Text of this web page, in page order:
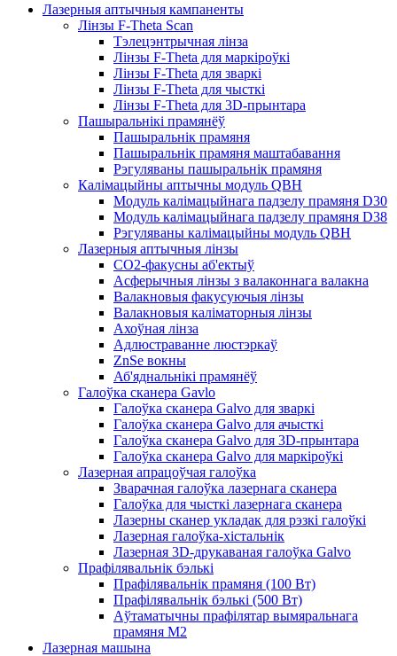
Лазерныя аптычныя кампаненты
Лінзы F-Theta Scan
Тэлецэнтрычная лінза
Лінзы F-Theta для маркіроўкі
Лінзы F-Theta для зваркі
Лінзы F-Theta для чысткі
Лінзы F-Theta для 3D-прынтара
Пашыральнікі прамянёў
Пашыральнік прамяня
Пашыральнік прамяня маштабавання
Рэгуляваны пашыральнік прамяня
Калімацыйны аптычны модуль QBH
Модуль калімацыйнага падзелу прамяня D30
Модуль калімацыйнага падзелу прамяня D38
Рэгуляваны калімацыйны модуль QBH
Лазерныя аптычныя лінзы
CO2-факусны аб'ектыў
Асферычныя лінзы з валаконнага валакна
Валакновыя факусуючыя лінзы
Валакновыя каліматорныя лінзы
Ахоўная лінза
Адлюстраванне люстэркаў
ZnSe вокны
Аб'яднальнікі прамянёў
Галоўка сканера Gavlo
Галоўка сканера Galvo для зваркі
Галоўка сканера Galvo для ачысткі
Галоўка сканера Galvo для 3D-прынтара
Галоўка сканера Galvo для маркіроўкі
Лазерная апрацоўчая галоўка
Зварачная галоўка лазернага сканера
Галоўка для чысткі лазернага сканера
Лазерны сканер укладак для рэзкі галоўкі
Лазерная галоўка-хістальнік
Лазерная 3D-друкаваная галоўка Galvo
Прафілявальнік бэлькі
Прафілявальнік прамяня (100 Вт)
Прафілявальнік бэлькі (500 Вт)
Аўтаматычны прафілятар вымяральнага
прамяня M2
Лазерная машына